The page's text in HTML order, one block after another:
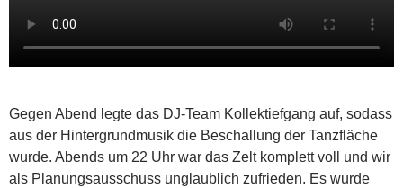
Gegen Abend legte das DJ-Team Kollektiefgang auf, sodass
aus der Hintergrundmusik die Beschallung der Tanzfläche
wurde. Abends um 22 Uhr war das Zelt komplett voll und wir
als Planungsausschuss unglaublich zufrieden. Es wurde